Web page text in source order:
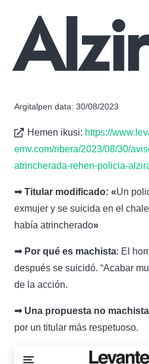
Argitalpen data: 30/08/2023
Hemen ikusi: https://
emv.com/ribera/2023/08/30/
atrincherada-rehen-policia-
➟ Titular modificado: «Un
exmujer y se suicida en el
había atrincherado»
➟ Por qué es machista: El
después se suicidó. “Acabar
de la acción.
➟ Una propuesta no machista
por un titular más respetuoso.